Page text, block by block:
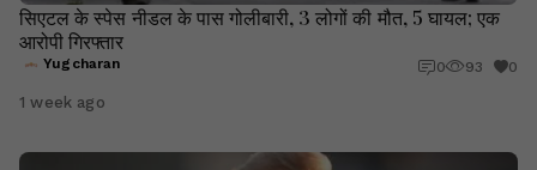
सिएटल के स्पेस नीडल के पास गोलीबारी, 3 लोगों की मौत, 5 घायल; एक
आरोपी गिरफ्तार
Yugcharan 0 93 0
1 week ago